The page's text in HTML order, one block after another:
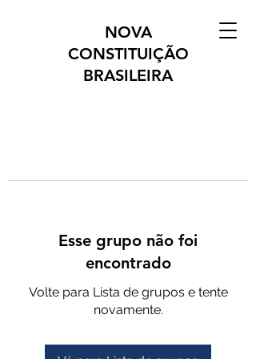
NOVA
CONSTITUIÇÃO
BRASILEIRA
Esse grupo não foi
encontrado
Volte para Lista de grupos e tente
novamente.